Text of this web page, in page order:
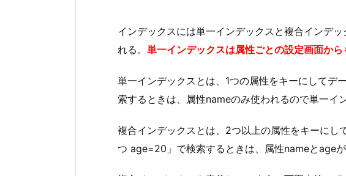
インデックスには単一インデックスと複合インデ
れる。 単一インデックスは属性ごとの設定画面から
単一インデックスとは、1つの属性をキーにしてデ
索するときは、属性nameのみ使われるので単一イ
複合インデックスとは、2つ以上の属性をキーにし
つ age=20」で検索するときは、属性nameとage